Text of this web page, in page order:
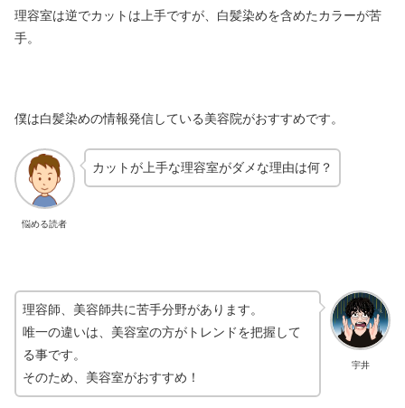
理容室は逆でカットは上手ですが、白髪染めを含めたカラーが苦
手。
僕は白髪染めの情報発信している美容院がおすすめです。
悩める読者
カットが上手な理容室がダメな理由は何？
宇井
理容師、美容師共に苦手分野があります。
唯一の違いは、美容室の方がトレンドを把握して
る事です。
そのため、美容室がおすすめ！